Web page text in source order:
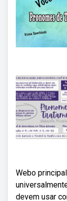
Webo
devem usar